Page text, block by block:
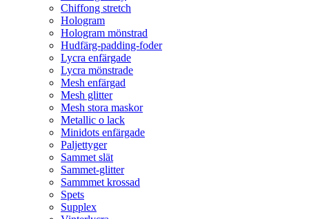
Chiffong stretch
Hologram
Hologram mönstrad
Hudfärg-padding-foder
Lycra enfärgade
Lycra mönstrade
Mesh enfärgad
Mesh glitter
Mesh stora maskor
Metallic o lack
Minidots enfärgade
Paljettyger
Sammet slät
Sammet-glitter
Sammmet krossad
Spets
Supplex